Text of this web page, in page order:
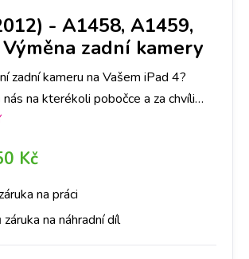
- A1458, A1459,
Výměna zadní kamery
zadní kameru na Vašem iPad 4?
na kterékoli pobočce a za chvíli
nová. Doporučujeme udělat si
Kč
na práci
na náhradní díl